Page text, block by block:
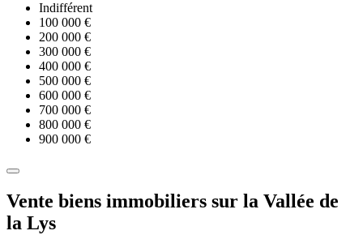
Indifférent
100 000 €
200 000 €
300 000 €
400 000 €
500 000 €
600 000 €
700 000 €
800 000 €
900 000 €
Vente biens immobiliers sur la Vallée de
la Lys